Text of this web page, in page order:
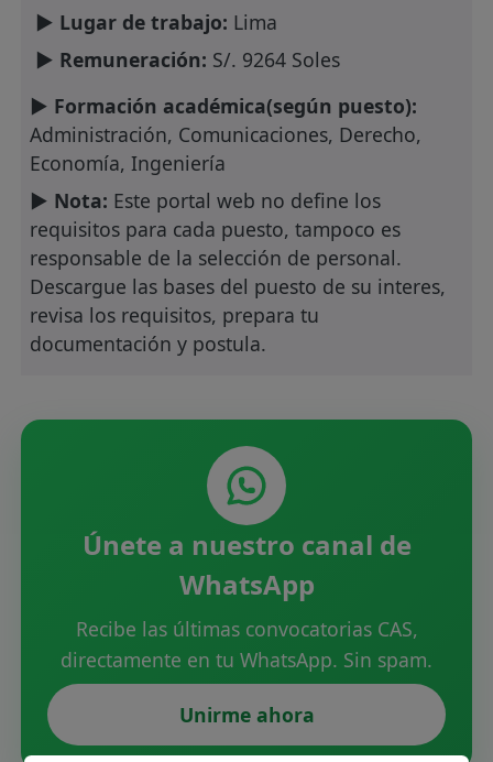
► Lugar de trabajo: Lima
► Remuneración: S/. 9264 Soles
► Formación académica(según puesto):
Administración, Comunicaciones, Derecho,
Economía, Ingeniería
► Nota: Este portal web no define los
requisitos para cada puesto, tampoco es
responsable de la selección de personal.
Descargue las bases del puesto de su interes,
revisa los requisitos, prepara tu
documentación y postula.
Únete a nuestro canal de
WhatsApp
Recibe las últimas convocatorias CAS,
directamente en tu WhatsApp. Sin spam.
Unirme ahora